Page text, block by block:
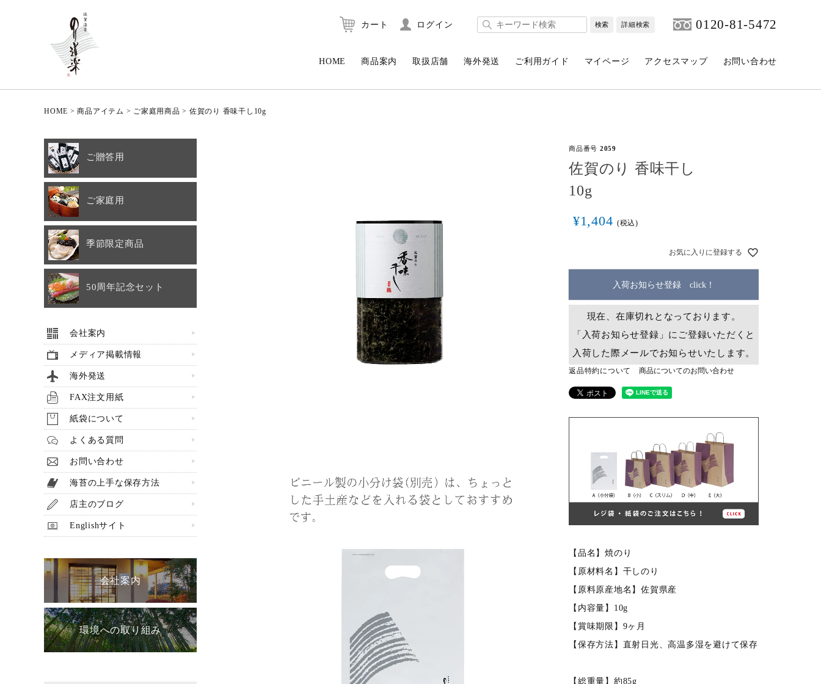
カート ログイン 検索 詳細検索 0120-81-5472
HOME 商品案内 取扱店舗 海外発送 ご利用ガイド マイページ アクセスマップ お問い合わせ
HOME 商品アイテム ご家庭用商品 佐賀のり 香味干し10g
商品番号 2059
佐賀のり 香味干し
10g
¥1,404 税込
お気に入りに登録する
入荷お知らせ登録 click！
現在、在庫切れとなっております。
「入荷お知らせ登録」にご登録いただくと
入荷した際メールでお知らせいたします。
返品特約について 商品についてのお問い合わせ
【品名】焼のり
【原材料名】干しのり
【原料原産地名】佐賀県産
【内容量】10g
【賞味期限】9ヶ月
【保存方法】直射日光、高温多湿を避けて保存
【総重量】約85g
ご贈答用
ご家庭用
季節限定商品
50周年記念セット
会社案内
メディア掲載情報
海外発送
FAX注文用紙
紙袋について
よくある質問
お問い合わせ
海苔の上手な保存方法
店主のブログ
Englishサイト
会社案内
環境への取り組み